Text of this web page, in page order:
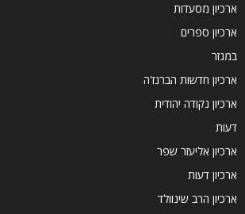
ארכיון מסעדות
ארכיון ספרים
במגזר
ארכיון חדשות הברנז'ה
ארכיון נקודה יהודית
דעות
ארכיון אליעזר שפר
ארכיון דעות
ארכיון הרב שינוולד